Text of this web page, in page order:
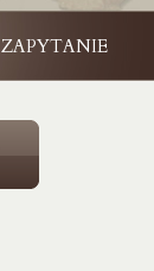
ZAPYTANIE